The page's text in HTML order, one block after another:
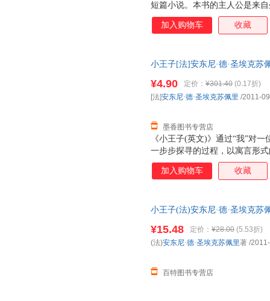
短篇小说。本书的主人公是来
事叙述者，讲述了小王子从自
历险。作者以小王子的孩子式
加入购物车 收藏
小王子[法]安东尼·德·圣埃克苏
《小王子(英文)》通过“我”对
一步步探寻的过程，以寓言形
美丽图画。作者运用通俗、简
韵味。整部童话充满了诗意的
¥4.90 定价： ¥301.40 (0.17折)
墨香图书专营店
[法]安东尼·德·圣埃克苏佩里 /2011-
加入购物车 收藏
小王子(法)安东尼·德·圣埃克苏
¥15.48 定价： ¥28.00 (5.53折)
百特图书专营店
(法)安东尼·德·圣埃克苏佩里著 /